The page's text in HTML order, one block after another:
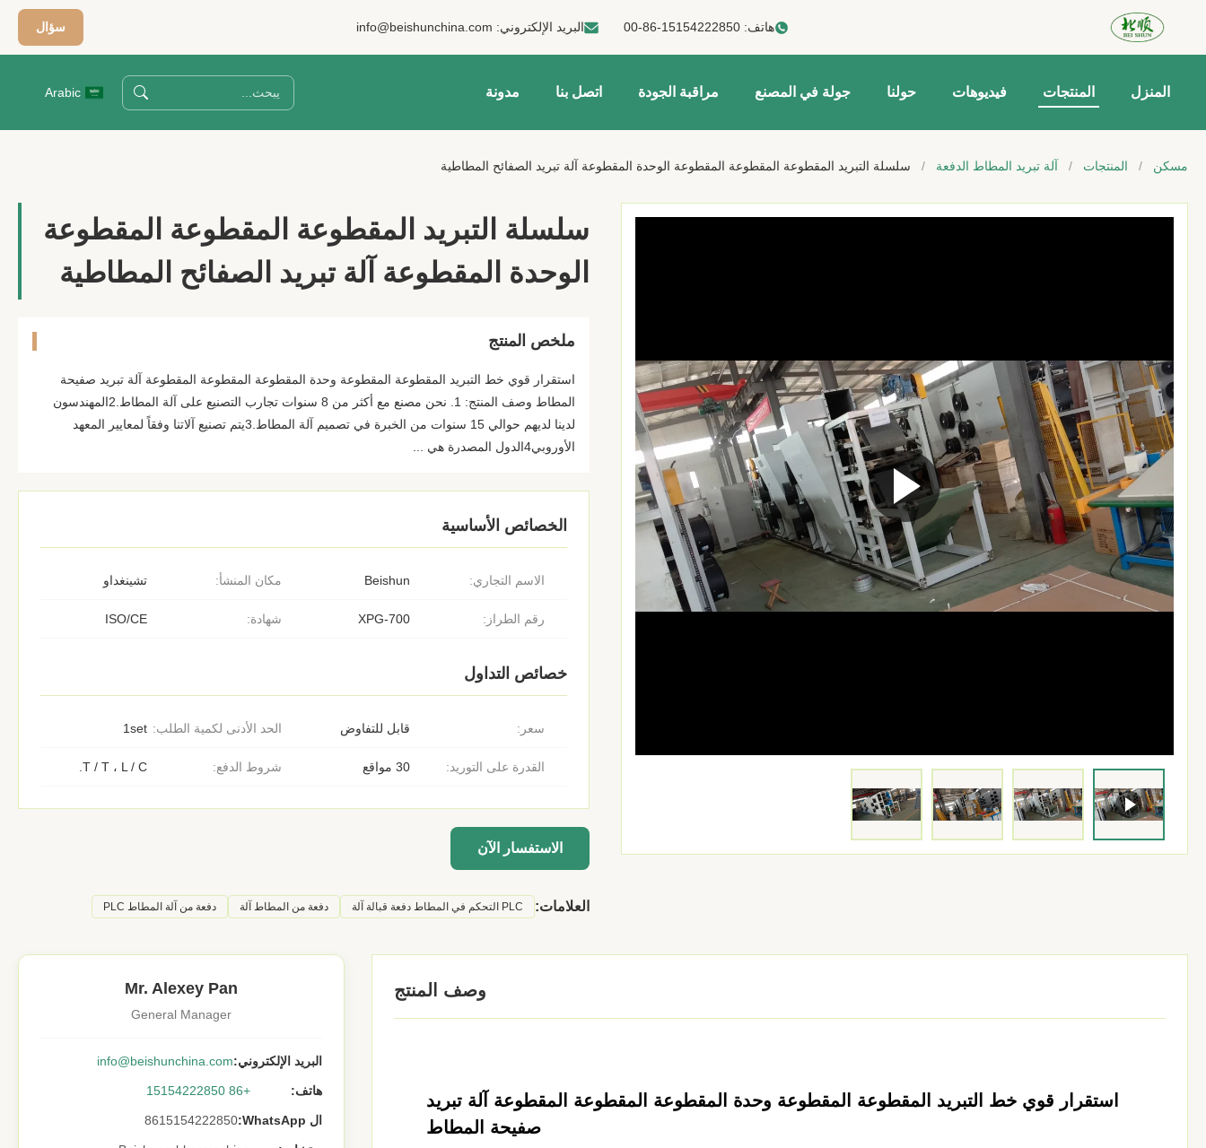
هاتف:00-86-15154222850 البريد الإلكتروني: info@beishunchina.com سؤال
المنزل المنتجات فيديوهات حولنا جولة في المصنع مراقبة الجودة اتصل بنا مدونة Arabic
مسكن / المنتجات / آلة تبريد المطاط الدفعة / سلسلة التبريد المقطوعة المقطوعة المقطوعة الوحدة المقطوعة آلة تبريد الصفائح المطاطية
سلسلة التبريد المقطوعة المقطوعة المقطوعة
الوحدة المقطوعة آلة تبريد الصفائح المطاطية
ملخص المنتج
استقرار قوي خط التبريد المقطوعة المقطوعة وحدة المقطوعة المقطوعة المقطوعة آلة تبريد صفيحة
المطاط وصف المنتج: 1. نحن مصنع مع أكثر من 8 سنوات تجارب التصنيع على آلة المطاط.2المهندسون
لدينا لديهم حوالي 15 سنوات من الخبرة في تصميم آلة المطاط.3يتم تصنيع آلاتنا وفقاً لمعايير المعهد
الأوروبي4الدول المصدرة هي ...
الخصائص الأساسية
مكان المنشأ: تشينغداو الاسم التجاري: Beishun
شهادة: ISO/CE رقم الطراز: XPG-700
خصائص التداول
الحد الأدنى لكمية الطلب: 1set سعر: قابل للتفاوض
شروط الدفع: T / T ، L / C. القدرة على التوريد: 30 مواقع
الاستفسار الآن
العلامات: PLC التحكم في المطاط دفعة قبالة آلة دفعة من المطاط آلة دفعة من آلة المطاط PLC
وصف المنتج
استقرار قوي خط التبريد المقطوعة المقطوعة وحدة المقطوعة المقطوعة المقطوعة آلة تبريد
صفيحة المطاط
Mr. Alexey Pan
General Manager
البريد الإلكتروني:info@beishunchina.com
هاتف: +86 15154222850
ال WhatsApp: 8615154222850